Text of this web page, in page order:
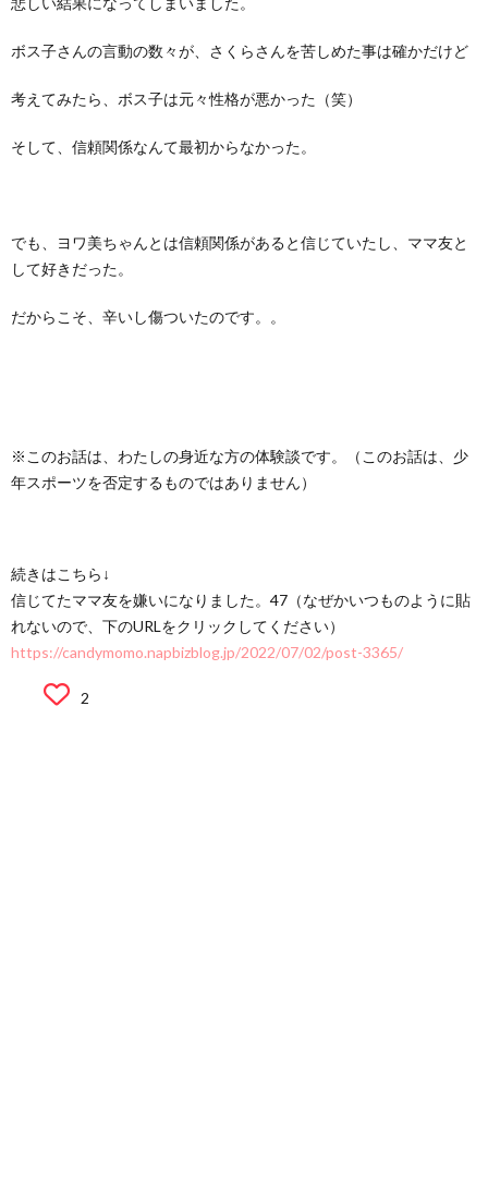
ボス子さんの言動の数々が、さくらさんを苦しめた事は確かだけど
考えてみたら、ボス子は元々性格が悪かった（笑）
そして、信頼関係なんて最初からなかった。
でも、ヨワ美ちゃんとは信頼関係があると信じていたし、ママ友と
して好きだった。
だからこそ、辛いし傷ついたのです。。
※このお話は、わたしの身近な方の体験談です。（このお話は、少
年スポーツを否定するものではありません）
続きはこちら↓
信じてたママ友を嫌いになりました。47（なぜかいつものように貼
れないので、下のURLをクリックしてください）
https://candymomo.napbizblog.jp/2022/07/02/post-3365/
2